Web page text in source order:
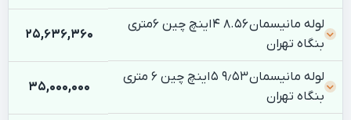
لوله مانیسمان 8.56 4 اینچ چین 6متری
بنگاه تهران
25,636,360
لوله مانیسمان ۹٫۵۳ ۵ اینچ چین 6 متری
بنگاه تهران
35,000,000